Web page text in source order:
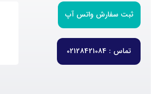
ثبت سفارش واتس آپ
تماس : 02128421084